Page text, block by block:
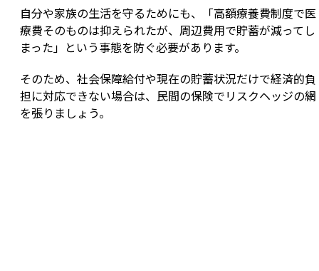
自分や家族の生活を守るためにも、「高額療養費制度で医
療費そのものは抑えられたが、周辺費用で貯蓄が減ってし
まった」という事態を防ぐ必要があります。
そのため、社会保障給付や現在の貯蓄状況だけで経済的負
担に対応できない場合は、民間の保険でリスクヘッジの網
を張りましょう。